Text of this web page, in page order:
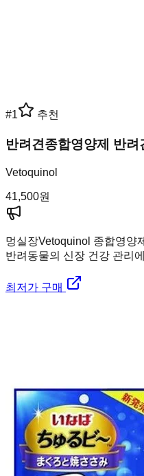
#1 추천
반려견종합영양제 반려
Vetoquinol
41,500원
멍실장Vetoquinol 종합영양
반려동물의 신장 건강 관리
최저가 구매